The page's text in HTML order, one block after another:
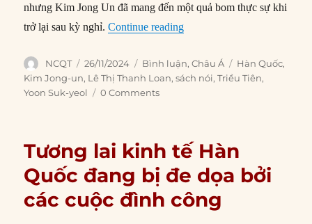
nhưng Kim Jong Un đã mang đến một quả bom thực sự khi
trở lại sau kỳ nghỉ.Continue reading“Bước tiến của Kim Jong
Author
NCQT
Posted
on
26/11/2024 Categories
Bình luận,Châu Á Tags
Hàn Quốc,
Kim Jong-un, Lê Thị Thanh Loan,sách nói,Triều Tiên,
Yoon Suk-yeol
0 Comments
Tương lai kinh tế Hàn
Quốc đang bị đe dọa bởi
các cuộc đình công